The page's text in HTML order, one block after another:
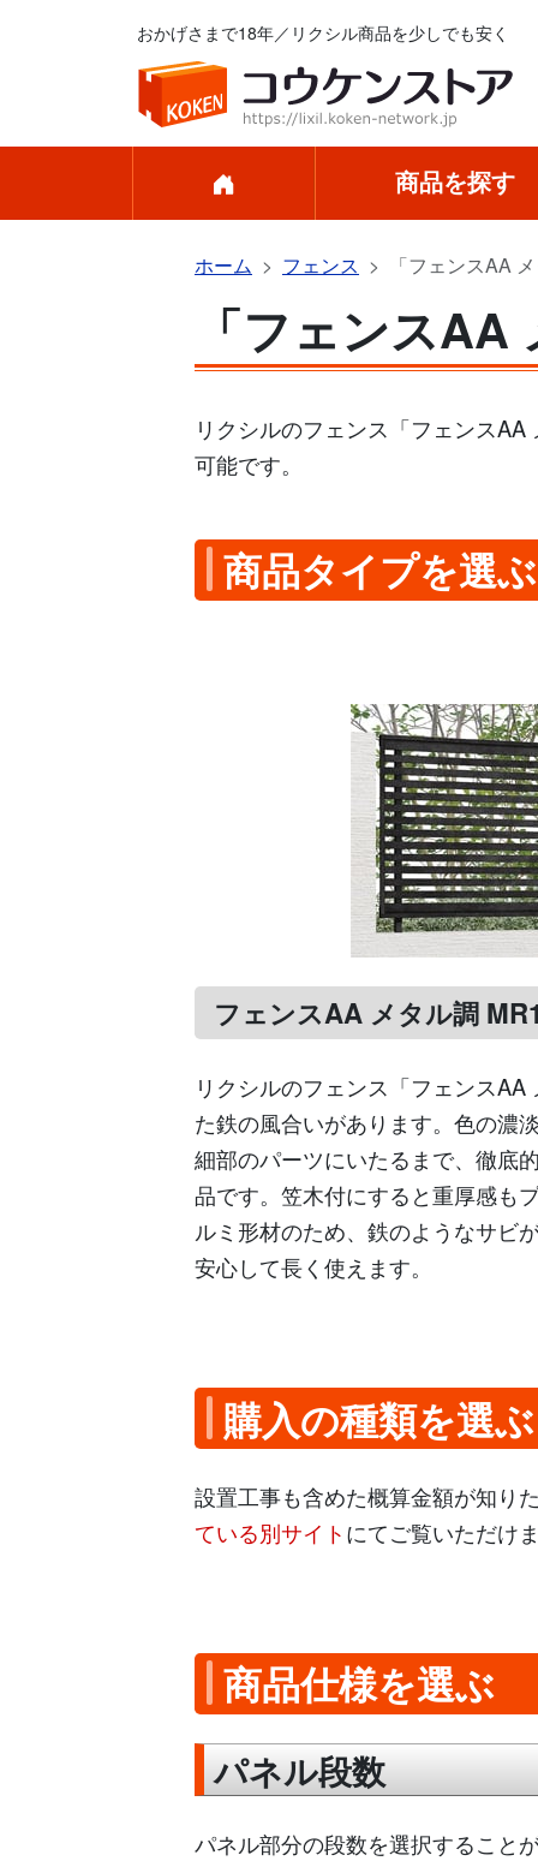
おかげさまで18年／リクシル商品を少しでも安く
商品を探す
ホーム フェンス 「フェンスAA
「フェンス
リクシルのフェンス「フェンス
可能です。
商品タイプを選ぶ
フェンスAA メタル調
リクシルのフェンス「フェンス
た鉄の風合いがあります。色の濃
細部のパーツにいたるまで、徹底
品です。笠木付にすると重厚感も
ルミ形材のため、鉄のようなサビ
安心して長く使えます。
購入の種類を選ぶ
設置工事も含めた概算金額が知り
ている別サイトにてご覧いただけ
商品仕様を選ぶ
パネル段数
パネル部分の段数を選択すること